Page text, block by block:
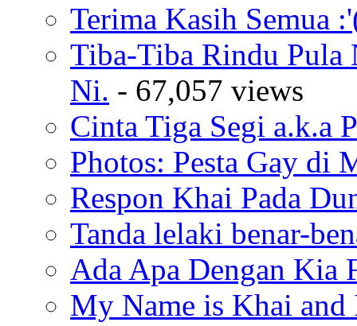
Terima Kasih Semua
Tiba-Tiba Rindu Pula
Ni. - 67,057 views
Cinta Tiga Segi a.k.a
Photos: Pesta Gay di
Respon Khai Pada
Tanda lelaki benar-
Ada Apa Dengan Kia
My Name is Khai and